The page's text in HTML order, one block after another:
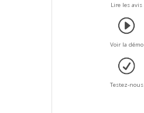
Lire les avis
Voir la démo
Testez-nous